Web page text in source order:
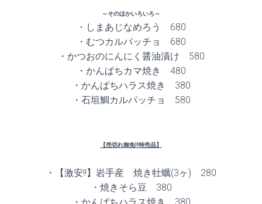
～そのほかいろいろ～
・しまあじなめろう 680
・むつカルパッチョ 680
・かつおのにんにく醤油漬け 580
・かんぱちカマ焼き 480
・かんぱちハラス焼き 380
・石垣鯛カルパッチョ 580
【売切れ御免!!特売品】
・【激安!!】岩手産 焼き牡蠣(3ヶ) 280
・焼きそら豆 380